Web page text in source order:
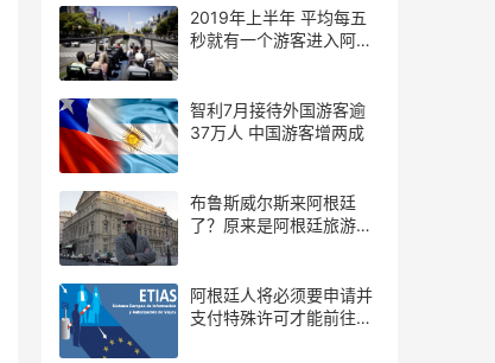
2019年上半年 平均每五
秒就有一个游客进入阿根
智利7月接待外国游客逾
37万人 中国游客增两成
布鲁斯威尔斯来阿根廷
了？原来是阿根廷旅游局
阿根廷人将必须要申请并
支付特殊许可才能前往欧